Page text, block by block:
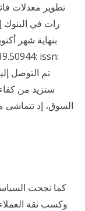
تطوير معدلات
السوق، إذ تتماشى